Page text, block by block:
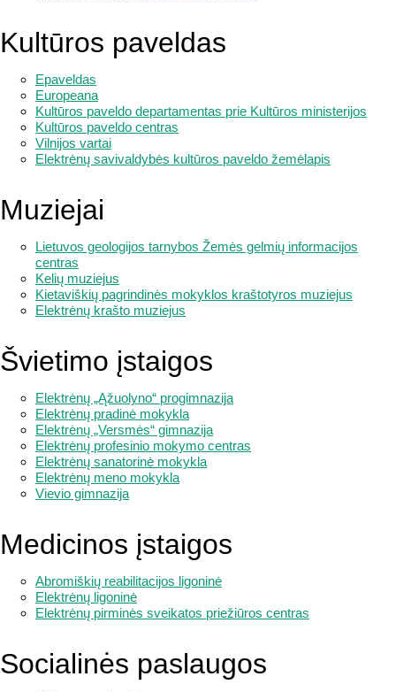
Kultūros paveldas
Epaveldas
Europeana
Kultūros paveldo departamentas prie Kultūros ministerijos
Kultūros paveldo centras
Vilnijos vartai
Elektrėnų savivaldybės kultūros paveldo žemėlapis
Muziejai
Lietuvos geologijos tarnybos Žemės gelmių informacijos
centras
Kelių muziejus
Kietaviškių pagrindinės mokyklos kraštotyros muziejus
Elektrėnų krašto muziejus
Švietimo įstaigos
Elektrėnų „Ąžuolyno“ progimnazija
Elektrėnų pradinė mokykla
Elektrėnų „Versmės“ gimnazija
Elektrėnų profesinio mokymo centras
Elektrėnų sanatorinė mokykla
Elektrėnų meno mokykla
Vievio gimnazija
Medicinos įstaigos
Abromiškių reabilitacijos ligoninė
Elektrėnų ligoninė
Elektrėnų pirminės sveikatos priežiūros centras
Socialinės paslaugos